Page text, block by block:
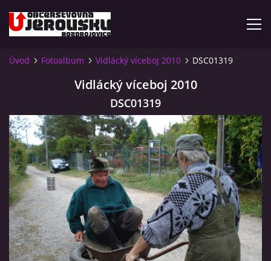
VIDLÁCKÝ VÍCEBOJ 2023 - VIDEO
OTEVÍRACÍ DOBA
VIDLÁCKÝ VÍCEBOJ 2020 - ČLÁNEK Z ROZDROJOVICKÉ
DRBNY 4/2020
Úvod Fotoalbum Vidlácký víceboj 2010 DSC01319
Vidlácký víceboj 2010
DSC01319